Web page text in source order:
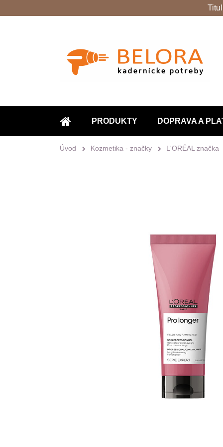
ÚVOD
PRODUKTY DOPRAVA A
Úvod Kozmetika - značky L'ORÉAL značka